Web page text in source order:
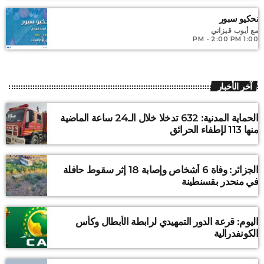
نحكيو سبور
مع أيوب قيزاني
1:00 PM - 2:00 PM
آخر الأخبار
الحماية المدنية: 632 تدخلا خلال الـ24 ساعة الماضية
منها 113 لإطفاء الحرائق
الجزائر: وفاة 6 أشخاص وإصابة 18 إثر سقوط حافلة
في منحدر بقسنطينة
اليوم: قرعة الدور التمهيدي لرابطة الأبطال وكأس
الكونفدرالية